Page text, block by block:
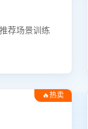
荐场景训练
🔥热卖